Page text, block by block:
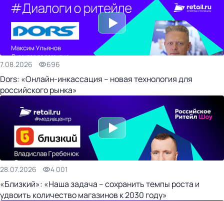
7.08.2026 696
Dors: «Онлайн-инкассация – новая технология для
российского рынка»
28.07.2026 4 001
«Близкий»: «Наша задача – сохранить темпы роста и
удвоить количество магазинов к 2030 году»